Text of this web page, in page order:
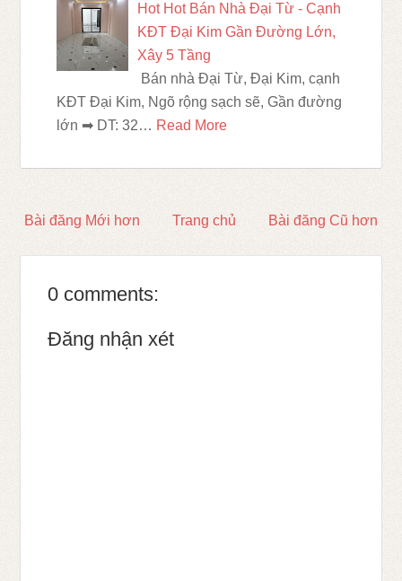
Hot Hot Bán Nhà Đại Từ - Cạnh
KĐT Đại Kim Gần Đường Lớn,
Xây 5 Tầng
Bán nhà Đại Từ, Đại Kim, cạnh
KĐT Đại Kim, Ngõ rộng sạch sẽ, Gần đường
lớn ➡ DT: 32… Read More
Bài đăng Mới hơn Bài đăng Cũ hơn
Trang chủ
0 comments:
Đăng nhận xét